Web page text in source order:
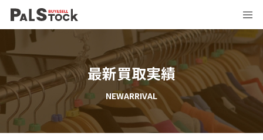
最新買取実績
NEWARRIVAL